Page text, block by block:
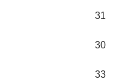
31
30
33